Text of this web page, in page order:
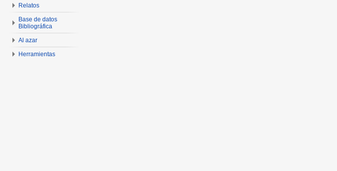
Relatos
Base de datos
Bibliográfica
Al azar
Herramientas